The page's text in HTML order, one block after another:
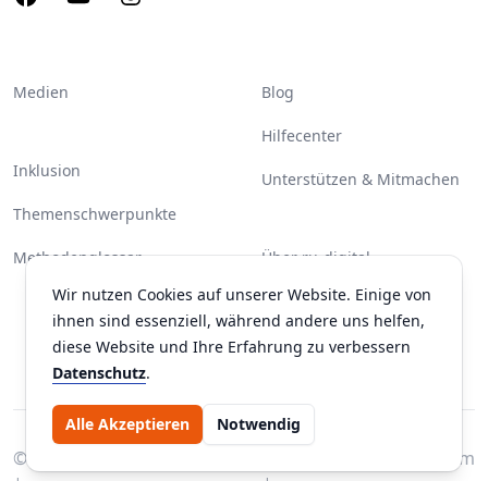
Wir nutzen Cookies auf unserer Website. Einige von
ihnen sind essenziell, während andere uns helfen,
diese Website und Ihre Erfahrung zu verbessern
Datenschutz.
Alle Akzeptieren Notwendig
Medien
Inklusion
Themenschwerpunkte
Methodenglossar
Blog
Hilfecenter
Unterstützen & Mitmachen
Über ru-digital
Partner & Unterstützer
Kontakt
© 2026 ru-digital | Eulenfisch
Impressum